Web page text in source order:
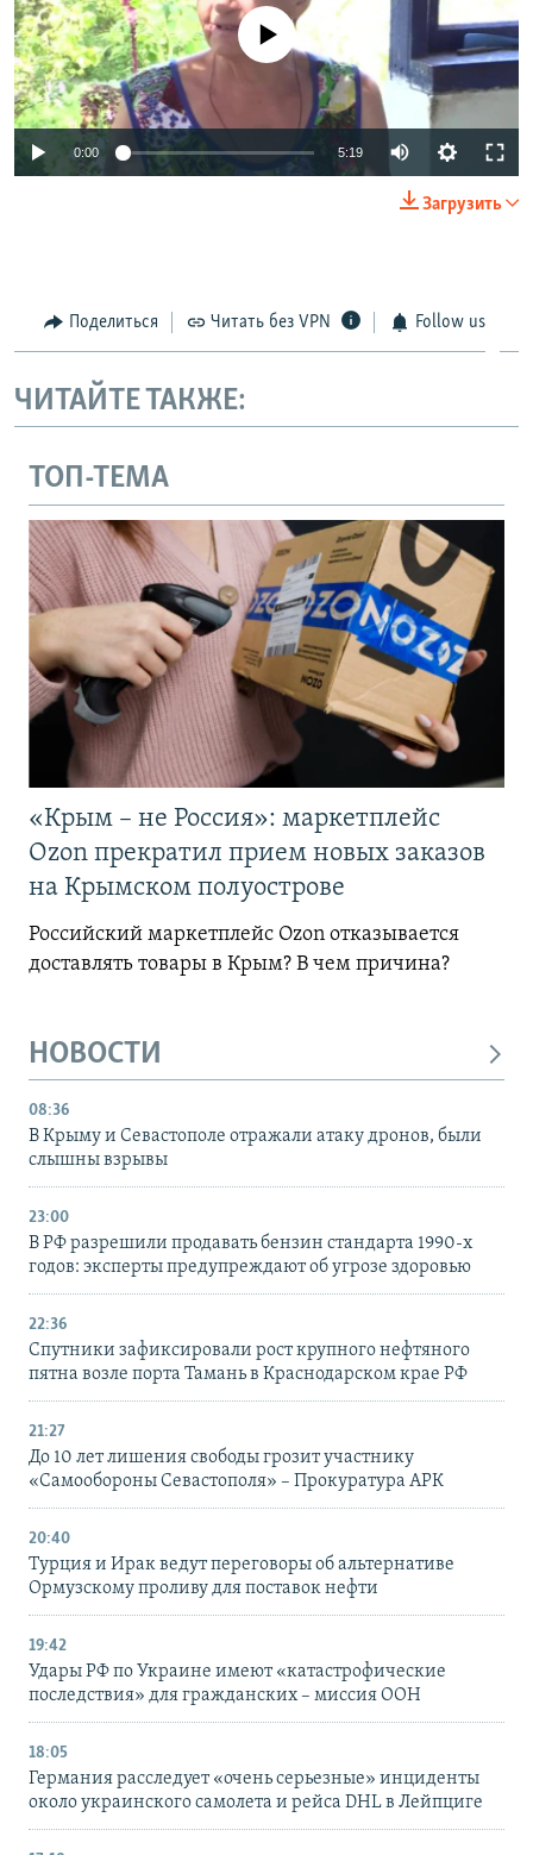
No media source currently available
0:00 5:19
Загрузить
Поделиться Читать без VPN Follow us
ЧИТАЙТЕ ТАКЖЕ:
ТОП-ТЕМА
«Крым – не Россия»: маркетплейс
Ozon прекратил прием новых заказов
на Крымском полуострове
Российский маркетплейс Ozon отказывается
доставлять товары в Крым? В чем причина?
НОВОСТИ
08:36
В Крыму и Севастополе отражали атаку дронов, были
слышны взрывы
23:00
В РФ разрешили продавать бензин стандарта 1990-х
годов: эксперты предупреждают об угрозе здоровью
22:36
Спутники зафиксировали рост крупного нефтяного
пятна возле порта Тамань в Краснодарском крае РФ
21:27
До 10 лет лишения свободы грозит участнику
«Самообороны Севастополя» – Прокуратура АРК
20:40
Турция и Ирак ведут переговоры об альтернативе
Ормузскому проливу для поставок нефти
19:42
Удары РФ по Украине имеют «катастрофические
последствия» для гражданских – миссия ООН
18:05
Германия расследует «очень серьезные» инциденты
около украинского самолета и рейса DHL в Лейпциге